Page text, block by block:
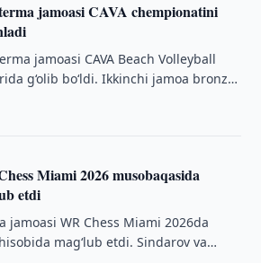
jamoasi CAVA chempionatini
jamoasi CAVA Beach Volleyball
g‘olib bo‘ldi. Ikkinchi jamoa bronza
Miami 2026 musobaqasida
etdi
jamoasi WR Chess Miami 2026da
mag‘lub etdi. Sindarov va